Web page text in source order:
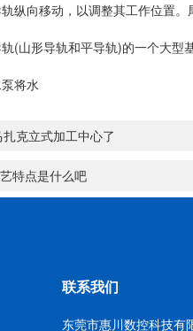
向移动，以调整其工作位置。
形导轨和平导轨)的一个大型
将水
克立式加工中心了
特点是什么吧
联系我们
东莞市惠川数控科技有